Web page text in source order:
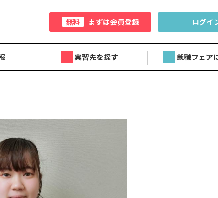
無料 まずは会員登録 ログイ
実習先を探す 就職フェア